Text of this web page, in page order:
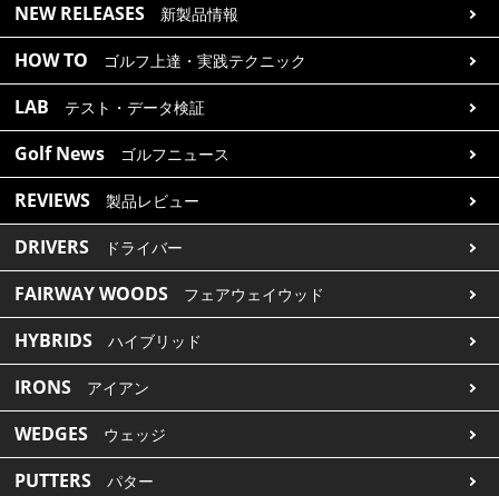
NEW RELEASES 新製品情報
HOW TO ゴルフ上達・実践テクニック
LAB テスト・データ検証
Golf News ゴルフニュース
REVIEWS 製品レビュー
DRIVERS ドライバー
FAIRWAY WOODS フェアウェイウッド
HYBRIDS ハイブリッド
IRONS アイアン
WEDGES ウェッジ
PUTTERS パター